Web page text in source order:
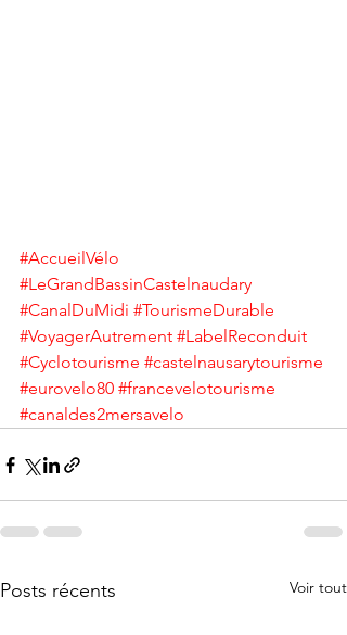
#AccueilVélo
#LeGrandBassinCastelnaudary
#CanalDuMidi #TourismeDurable
#VoyagerAutrement #LabelReconduit
#Cyclotourisme #castelnausarytourisme
#eurovelo80 #francevelotourisme
#canaldes2mersavelo
Posts récents Voir tout